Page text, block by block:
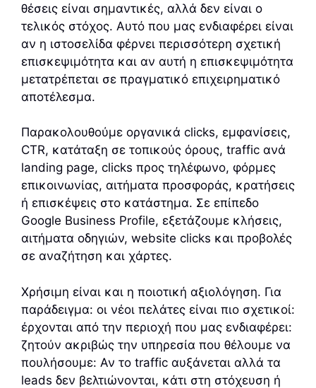
θέσεις είναι σημαντικές, αλλά δεν είναι ο
τελικός στόχος. Αυτό που μας ενδιαφέρει είναι
αν η ιστοσελίδα φέρνει περισσότερη σχετική
επισκεψιμότητα και αν αυτή η επισκεψιμότητα
μετατρέπεται σε πραγματικό επιχειρηματικό
αποτέλεσμα.
Παρακολουθούμε οργανικά clicks, εμφανίσεις,
CTR, κατάταξη σε τοπικούς όρους, traffic ανά
landing page, clicks προς τηλέφωνο, φόρμες
επικοινωνίας, αιτήματα προσφοράς, κρατήσεις
ή επισκέψεις στο κατάστημα. Σε επίπεδο
Google Business Profile, εξετάζουμε κλήσεις,
αιτήματα οδηγιών, website clicks και προβολές
σε αναζήτηση και χάρτες.
Χρήσιμη είναι και η ποιοτική αξιολόγηση. Για
παράδειγμα: οι νέοι πελάτες είναι πιο σχετικοί:
έρχονται από την περιοχή που μας ενδιαφέρει:
ζητούν ακριβώς την υπηρεσία που θέλουμε να
πουλήσουμε: Αν το traffic αυξάνεται αλλά τα
leads δεν βελτιώνονται, κάτι στη στόχευση ή